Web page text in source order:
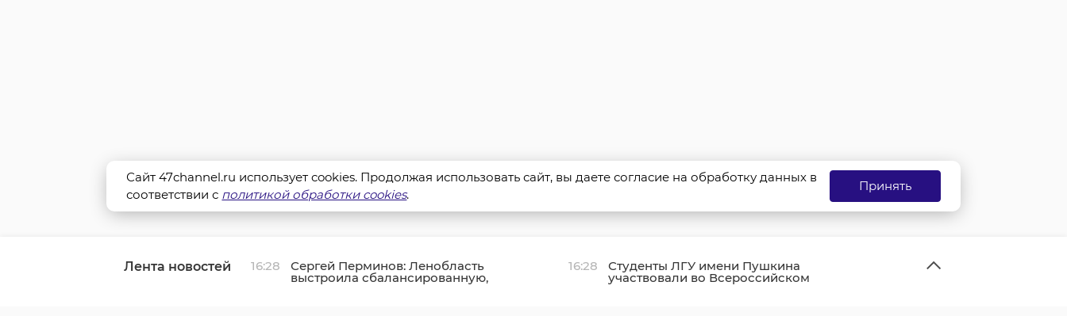
Лента новостей 16:28 Сергей Перминов: Ленобласть
выстроила сбалансированную,
современную и прозрачную
16:28 Студенты ЛГУ имени Пушкина
участвовали во Всероссийском
форуме наставников «Июлька»
Сайт 47channel.ru использует cookies. Продолжая использовать сайт, вы даете согласие на обработку данных в
соответствии с политикой обработки cookies.
Принять